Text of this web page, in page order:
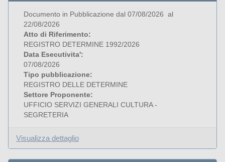
Documento in Pubblicazione dal 07/08/2026 al
22/08/2026
Atto di Riferimento:
REGISTRO DETERMINE 1992/2026
Data Esecutivita':
07/08/2026
Tipo pubblicazione:
REGISTRO DELLE DETERMINE
Settore Proponente:
UFFICIO SERVIZI GENERALI CULTURA -
SEGRETERIA
Visualizza dettaglio